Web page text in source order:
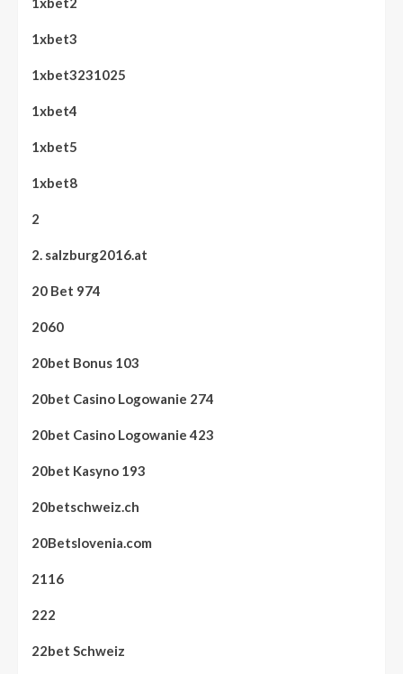
1xbet3
1xbet3231025
1xbet4
1xbet5
1xbet8
2
2. salzburg2016.at
20 Bet 974
2060
20bet Bonus 103
20bet Casino Logowanie 274
20bet Casino Logowanie 423
20bet Kasyno 193
20betschweiz.ch
20Betslovenia.com
2116
222
22bet Schweiz